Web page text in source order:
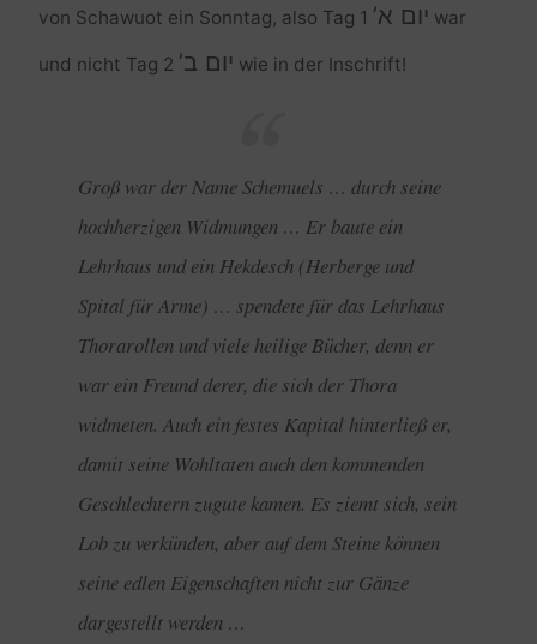
von Schawuot ein Sonntag, also Tag 1 יום א’ war
und nicht Tag 2 יום ב’ wie in der Inschrift!
Groß war der Name Schemuels … durch seine
hochherzigen Widmungen … Er baute ein
Lehrhaus und ein Hekdesch (Herberge und
Spital für Arme) … spendete für das Lehrhaus
Thorarollen und viele heilige Bücher, denn er
war ein Freund derer, die sich der Thora
widmeten. Auch ein festes Kapital hinterließ er,
damit seine Wohltaten auch den kommenden
Geschlechtern zugute kamen. Es ziemt sich, sein
Lob zu verkünden, aber auf dem Steine können
seine edlen Eigenschaften nicht zur Gänze
dargestellt werden …